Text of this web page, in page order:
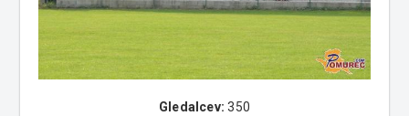
Gledalcev:350